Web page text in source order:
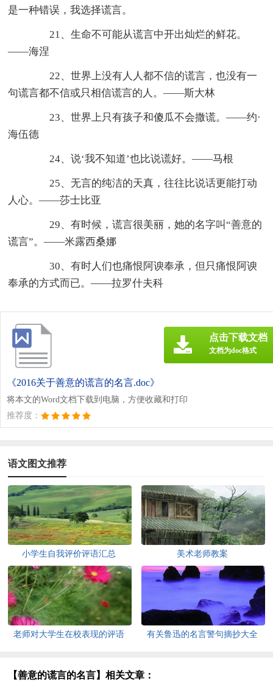
是一种错误，我选择谎言。
21、生命不可能从谎言中开出灿烂的鲜花。
——海涅
22、世界上没有人人都不信的谎言，也没有一
句谎言都不信或只相信谎言的人。——斯大林
23、世界上只有孩子和傻瓜不会撒谎。——约·
海伍德
24、说‘我不知道’也比说谎好。——马根
25、无言的纯洁的天真，往往比说话更能打动
人心。——莎士比亚
29、有时候，谎言很美丽，她的名字叫“善意的
谎言”。——米露西桑娜
30、有时人们也痛恨阿谀奉承，但只痛恨阿谀
奉承的方式而已。——拉罗什夫科
《2016关于善意的谎言的名言.doc》
将本文的Word文档下载到电脑，方便收藏和打印
推荐度：
点击下载文档
文档为doc格式
语文图文推荐
小学生自我评价评语汇总 美术老师教案
老师对大学生在校表现的评语 有关鲁迅的名言警句摘抄大全
【善意的谎言的名言】相关文章：